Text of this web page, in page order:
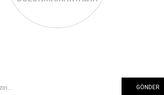
GÖNDER